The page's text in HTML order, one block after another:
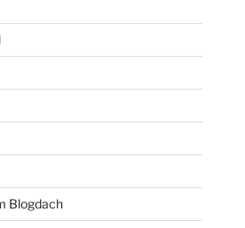
Blogdach